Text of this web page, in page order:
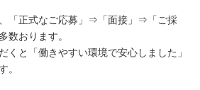
、「正式なご応募」⇒「面接」⇒「ご採
数おります。
くと「働きやすい環境で安心しました」
。